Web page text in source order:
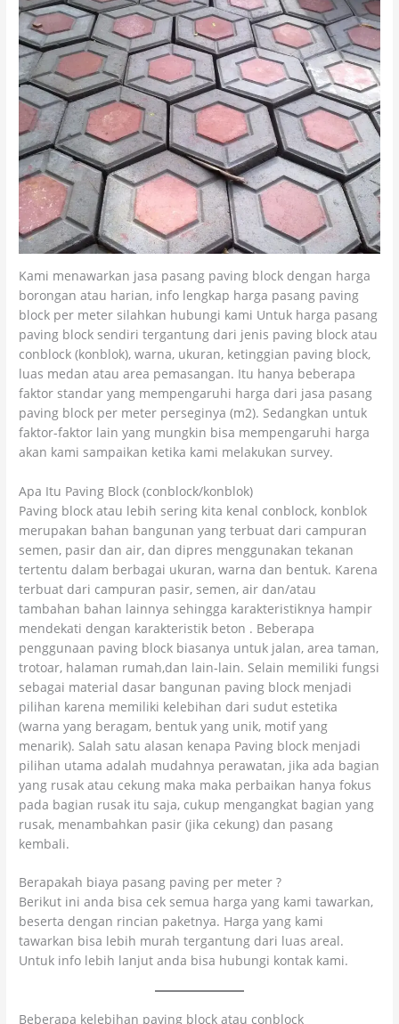
Kami menawarkan jasa pasang paving block dengan harga
borongan atau harian, info lengkap harga pasang paving
block per meter silahkan hubungi kami Untuk harga pasang
paving block sendiri tergantung dari jenis paving block atau
conblock (konblok), warna, ukuran, ketinggian paving block,
luas medan atau area pemasangan. Itu hanya beberapa
faktor standar yang mempengaruhi harga dari jasa pasang
paving block per meter perseginya (m2). Sedangkan untuk
faktor-faktor lain yang mungkin bisa mempengaruhi harga
akan kami sampaikan ketika kami melakukan survey.
Apa Itu Paving Block (conblock/konblok)
Paving block atau lebih sering kita kenal conblock, konblok
merupakan bahan bangunan yang terbuat dari campuran
semen, pasir dan air, dan dipres menggunakan tekanan
tertentu dalam berbagai ukuran, warna dan bentuk. Karena
terbuat dari campuran pasir, semen, air dan/atau
tambahan bahan lainnya sehingga karakteristiknya hampir
mendekati dengan karakteristik beton . Beberapa
penggunaan paving block biasanya untuk jalan, area taman,
trotoar, halaman rumah,dan lain-lain. Selain memiliki fungsi
sebagai material dasar bangunan paving block menjadi
pilihan karena memiliki kelebihan dari sudut estetika
(warna yang beragam, bentuk yang unik, motif yang
menarik). Salah satu alasan kenapa Paving block menjadi
pilihan utama adalah mudahnya perawatan, jika ada bagian
yang rusak atau cekung maka maka perbaikan hanya fokus
pada bagian rusak itu saja, cukup mengangkat bagian yang
rusak, menambahkan pasir (jika cekung) dan pasang
kembali.
Berapakah biaya pasang paving per meter ?
Berikut ini anda bisa cek semua harga yang kami tawarkan,
beserta dengan rincian paketnya. Harga yang kami
tawarkan bisa lebih murah tergantung dari luas areal.
Untuk info lebih lanjut anda bisa hubungi kontak kami.
Beberapa kelebihan paving block atau conblock